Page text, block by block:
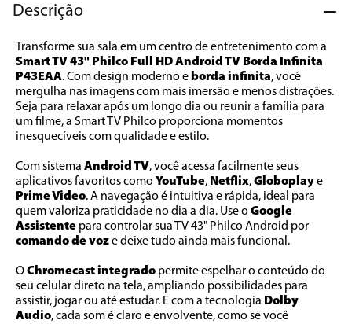
Descrição
Smart TV 43" Philco Full HD Android TV Borda Infinita
P43EAA. Com design moderno e borda infinita, você
mergulha nas imagens com mais imersão e menos distrações.
Seja para relaxar após um longo dia ou reunir a família para
um filme, a Smart TV Philco proporciona momentos
inesquecíveis com qualidade e estilo.
Com sistema Android TV, você acessa facilmente seus
aplicativos favoritos como YouTube, Netflix, Globoplay
Prime Video. A navegação é intuitiva e rápida, ideal para
quem valoriza praticidade no dia a dia. Use o Google
Assistente
comando de voz e deixe tudo ainda mais funcional.
O Chromecast integrado permite espelhar o conteúdo do
seu celular direto na tela, ampliando possibilidades para
assistir, jogar ou até estudar. E com a tecnologia Dolby
Audio, cada som é claro e envolvente, como se você